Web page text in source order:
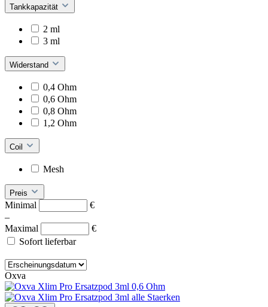
Tankkapazität
2 ml
3 ml
Widerstand
0,4 Ohm
0,6 Ohm
0,8 Ohm
1,2 Ohm
Coil
Mesh
Preis
Minimal
€
–
Maximal
€
Sofort lieferbar
Oxva